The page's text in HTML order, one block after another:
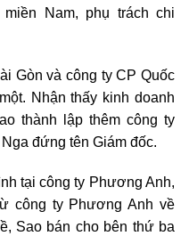
Nam, phụ trách chi
Gòn và công ty CP Quốc
Nhận thấy kinh doanh
thành lập thêm công ty
đứng tên Giám đốc.
tại công ty Phương Anh,
công ty Phương Anh về
Sao bán cho bên thứ ba